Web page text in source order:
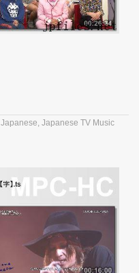
Japanese Japanese TV Music